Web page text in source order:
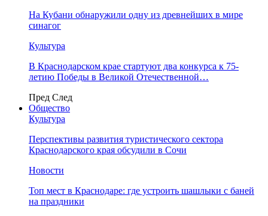
На Кубани обнаружили одну из древнейших в мире
синагог
Культура
В Краснодарском крае стартуют два конкурса к 75-
летию Победы в Великой Отечественной…
Пред След
Общество
Культура
Перспективы развития туристического сектора
Краснодарского края обсудили в Сочи
Новости
Топ мест в Краснодаре: где устроить шашлыки с баней
на праздники